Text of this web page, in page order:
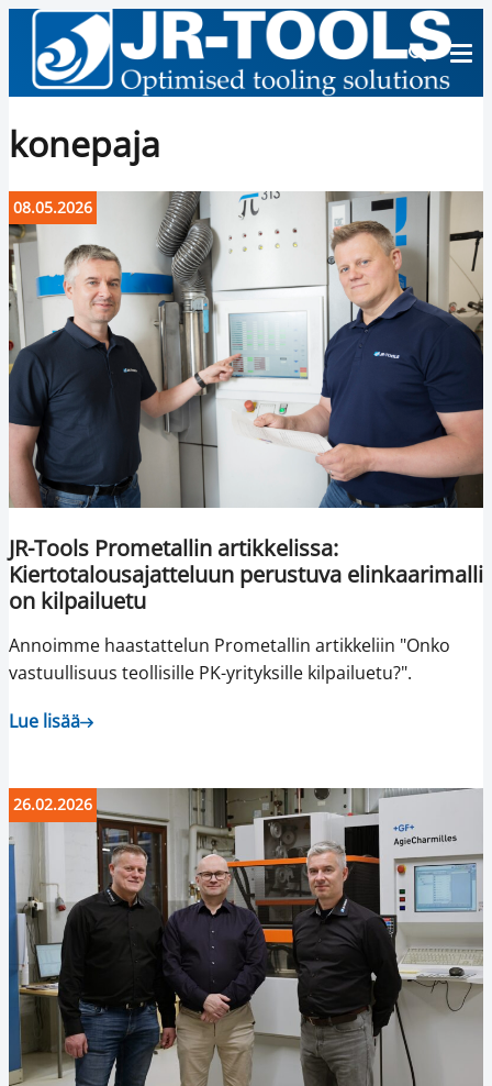
konepaja
08.05.2026
JR-Tools Prometallin artikkelissa:
Kiertotalousajatteluun perustuva elinkaarimalli
on kilpailuetu
Annoimme haastattelun Prometallin artikkeliin "Onko
vastuullisuus teollisille PK-yrityksille kilpailuetu?".
Lue lisää
26.02.2026